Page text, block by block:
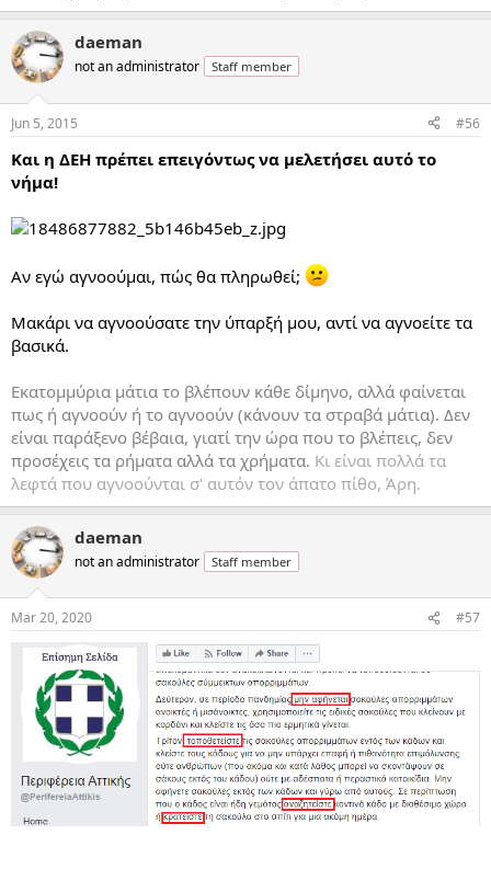
daeman
not an administrator Staff member
Jun 5, 2015 #56
Και η ΔΕΗ πρέπει επειγόντως να μελετήσει αυτό το
νήμα!
Αν εγώ αγνοούμαι, πώς θα πληρωθεί;
Μακάρι να αγνοούσατε την ύπαρξή μου, αντί να αγνοείτε τα
βασικά.
Εκατομμύρια μάτια το βλέπουν κάθε δίμηνο, αλλά φαίνεται
πως ή αγνοούν ή το αγνοούν (κάνουν τα στραβά μάτια). Δεν
είναι παράξενο βέβαια, γιατί την ώρα που το βλέπεις, δεν
προσέχεις τα ρήματα αλλά τα χρήματα. Κι είναι πολλά τα
λεφτά που αγνοούνται σ' αυτόν τον άπατο πίθο, Άρη.
daeman
not an administrator Staff member
Mar 20, 2020 #57